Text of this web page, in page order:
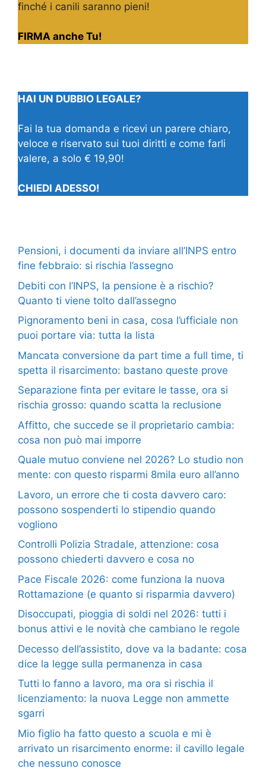
finché i canili saranno pieni!
FIRMA anche Tu!
HAI UN DUBBIO LEGALE?
Fai la tua domanda e ricevi un parere chiaro,
veloce e riservato sui tuoi diritti e come farli
valere, a solo € 19,90!
CHIEDI ADESSO!
Pensioni, i documenti da inviare all’INPS entro
fine febbraio: si rischia l’assegno
Debiti con l’INPS, la pensione è a rischio?
Quanto ti viene tolto dall’assegno
Pignoramento beni in casa, cosa l’ufficiale non
puoi portare via: tutta la lista
Mancata conversione da part time a full time, ti
spetta il risarcimento: bastano queste prove
Separazione finta per evitare le tasse, ora si
rischia grosso: quando scatta la reclusione
Affitto, che succede se il proprietario cambia:
cosa non può mai imporre
Quale mutuo conviene nel 2026? Lo studio non
mente: con questo risparmi 8mila euro all’anno
Lavoro, un errore che ti costa davvero caro:
possono sospenderti lo stipendio quando
vogliono
Controlli Polizia Stradale, attenzione: cosa
possono chiederti davvero e cosa no
Pace Fiscale 2026: come funziona la nuova
Rottamazione (e quanto si risparmia davvero)
Disoccupati, pioggia di soldi nel 2026: tutti i
bonus attivi e le novità che cambiano le regole
Decesso dell’assistito, dove va la badante: cosa
dice la legge sulla permanenza in casa
Tutti lo fanno a lavoro, ma ora si rischia il
licenziamento: la nuova Legge non ammette
sgarri
Mio figlio ha fatto questo a scuola e mi è
arrivato un risarcimento enorme: il cavillo legale
che nessuno conosce